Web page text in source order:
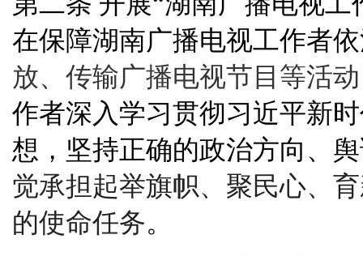
在保障湖南广播电视工作者
放、传输广播电视节目等活动
作者深入学习贯彻习近平新
想，坚持正确的政治方向、
觉承担起举旗帜、聚民心、
的使命任务。